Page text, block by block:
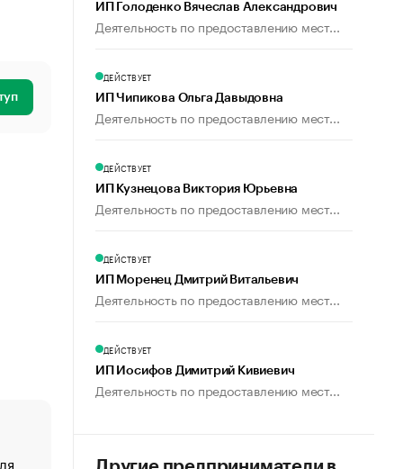
«От спорта тело стареет иначе». Как живет глава
ИП Голоденко Вячеслав Александрович
Деятельность по предоставлению мест...
ДЕЙСТВУЕТ
ИП Чипикова Ольга Давыдовна
Деятельность по предоставлению мест...
ДЕЙСТВУЕТ
ИП Кузнецова Виктория Юрьевна
Деятельность по предоставлению мест...
ДЕЙСТВУЕТ
ИП Моренец Дмитрий Витальевич
Деятельность по предоставлению мест...
ДЕЙСТВУЕТ
ИП Иосифов Димитрий Кивиевич
Деятельность по предоставлению мест...